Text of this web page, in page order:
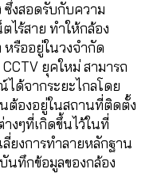
งสอดรับกับความ
ไร้สาย ทำให้กล้อง
รืออยู่ในวงจำกัด
ยุคใหม่ สามารถ
ด้จากระยะไกลโดย
ต้องอยู่ในสถานที่ติดตั้ง
งๆที่เกิดขึ้นไว้ในที่
ยงการทำลายหลักฐาน
นทึกข้อมูลของกล้อง